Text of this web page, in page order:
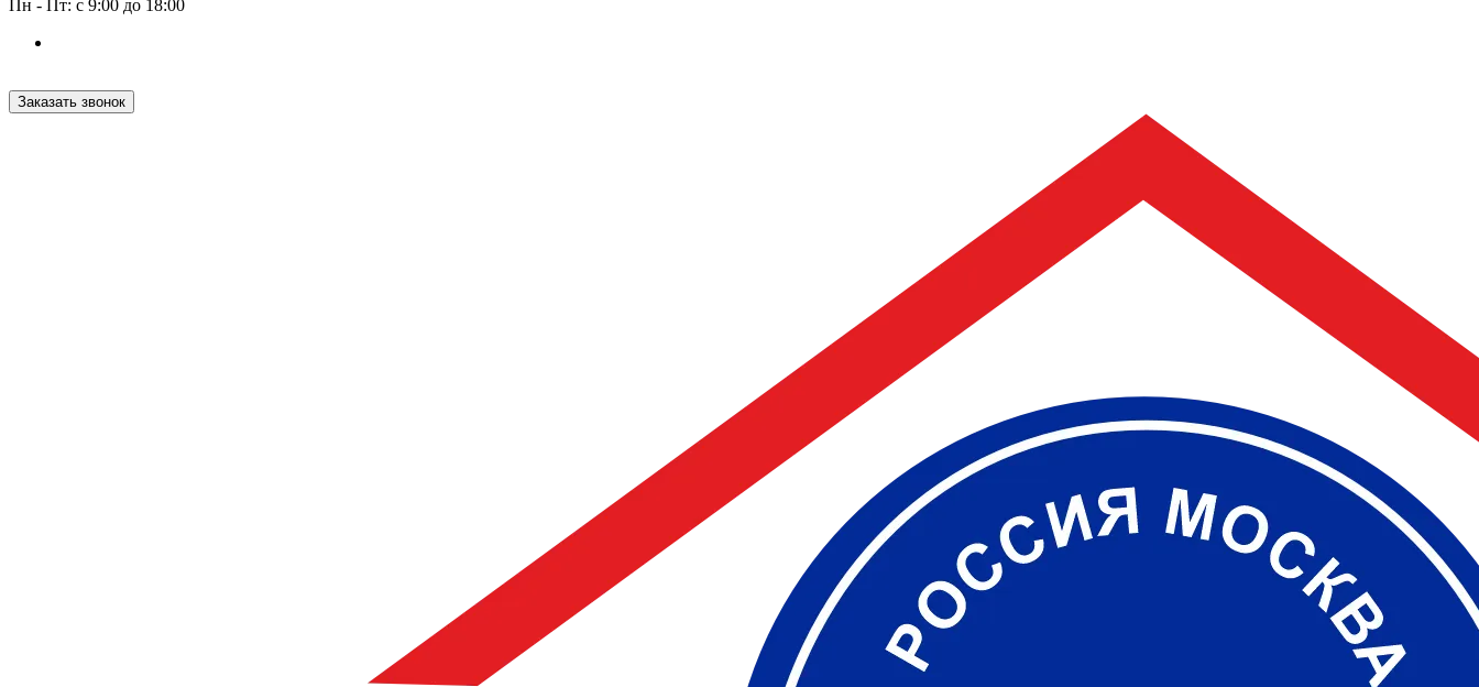
Пн - Пт: с 9:00 до 18:00
Заказать звонок